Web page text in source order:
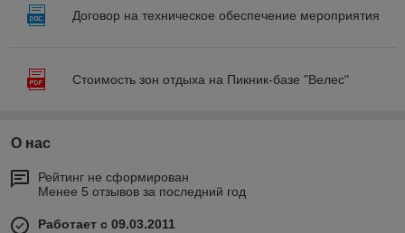
Договор на техническое обеспечение мероприятия
Стоимость зон отдыха на Пикник-базе "Велес"
О нас
Рейтинг не сформирован
Менее 5 отзывов за последний год
Работает с 09.03.2011